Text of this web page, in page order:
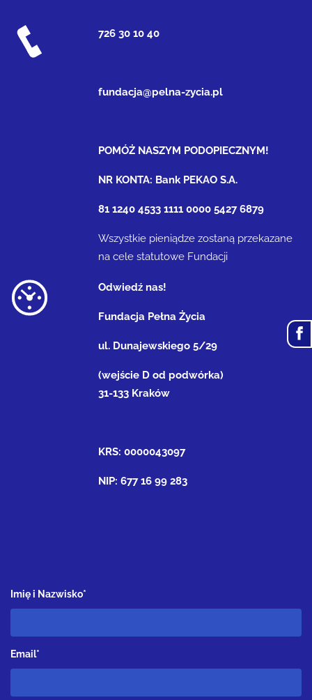
726 30 10 40
fundacja@pelna-zycia.pl
POMÓŻ NASZYM PODOPIECZNYM!
NR KONTA: Bank PEKAO S.A.
81 1240 4533 1111 0000 5427 6879
Wszystkie pieniądze zostaną przekazane
na cele statutowe Fundacji
Odwiedź nas!
Fundacja Pełna Życia
ul. Dunajewskiego 5/29
(wejście D od podwórka)
31-133 Kraków
KRS: 0000043097
NIP: 677 16 99 283
Imię i Nazwisko*
Email*